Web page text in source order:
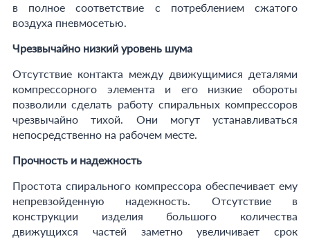
в полное соответствие с потреблением сжатого
воздуха пневмосетью.
Чрезвычайно низкий уровень шума
Отсутствие контакта между движущимися деталями
компрессорного элемента и его низкие обороты
позволили сделать работу спиральных компрессоров
чрезвычайно тихой. Они могут устанавливаться
непосредственно на рабочем месте.
Прочность и надежность
Простота спирального компрессора обеспечивает ему
непревзойденную надежность. Отсутствие в
конструкции изделия большого количества
движущихся частей заметно увеличивает срок